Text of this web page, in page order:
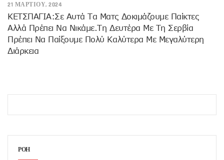
21 ΜΑΡΤΊΟΥ, 2024
KETΣΠΑΓΙΑ:Σε Αυτά Τα Ματς Δοκιμάζουμε Παίκτες
Αλλά Πρέπει Να Νικάμε.Τη Δευτέρα Με Τη Σερβία
Πρέπει Να Παίξουμε Πολύ Καλύτερα Με Μεγαλύτερη
Διάρκεια
ΡΟΗ